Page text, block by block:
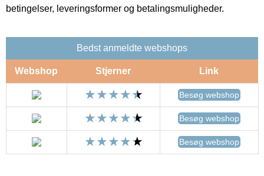
betingelser, leveringsformer og betalingsmuligheder.
Bedst anmeldte webshops
Webshop Stjerner Link
Besøg webshop
Besøg webshop
Besøg webshop